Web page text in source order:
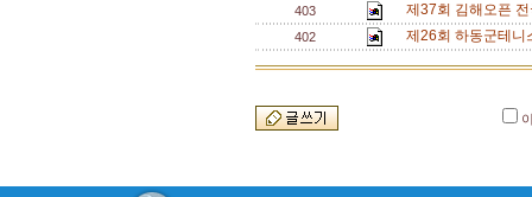
403 제37회 김해오픈
402 제26회 하동군테